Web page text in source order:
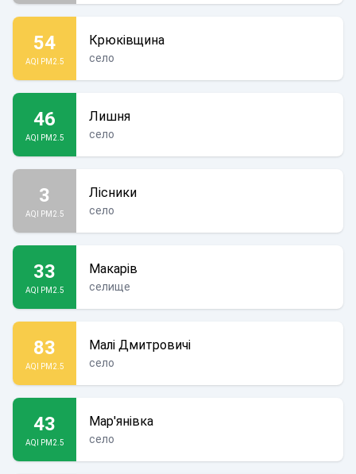
54
AQI PM2.5
Крюківщина
село
46
AQI PM2.5
Лишня
село
3
AQI PM2.5
Лісники
село
33
AQI PM2.5
Макарів
селище
83
AQI PM2.5
Малі Дмитровичі
село
43
AQI PM2.5
Мар'янівка
село